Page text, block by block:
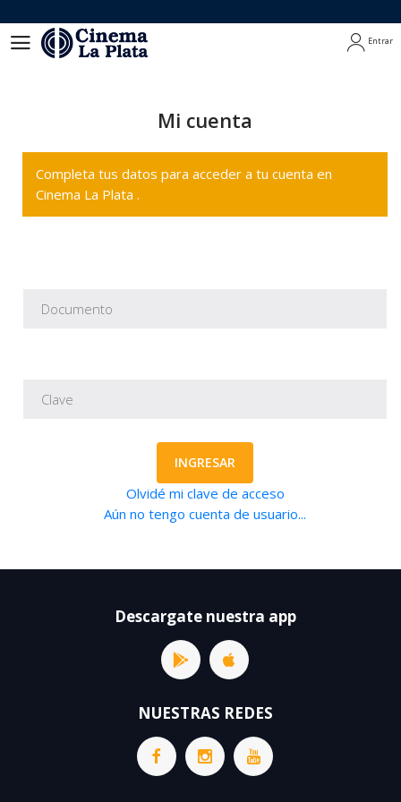
Entrar
Mi cuenta
Completa tus datos para acceder a tu cuenta en
Cinema La Plata .
INGRESAR
Olvidé mi clave de acceso
Aún no tengo cuenta de usuario...
Descargate nuestra app
NUESTRAS REDES